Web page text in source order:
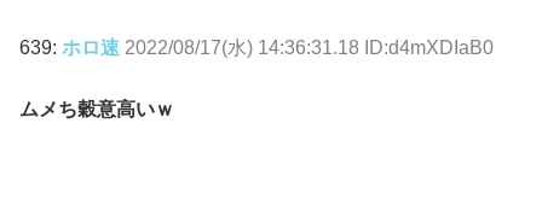
639: ホロ速 2022/08/17(水) 14:36:31.18 ID:d4mXDIaB0
ムメち穀意高いｗ